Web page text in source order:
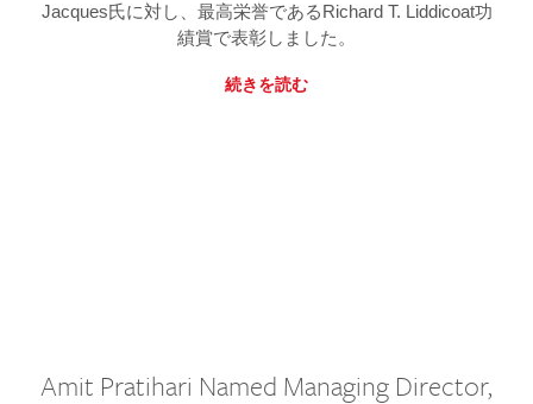
Jacques氏に対し、最高栄誉であるRichard T. Liddicoat功
績賞で表彰しました。
続きを読む
Amit Pratihari Named Managing Director,